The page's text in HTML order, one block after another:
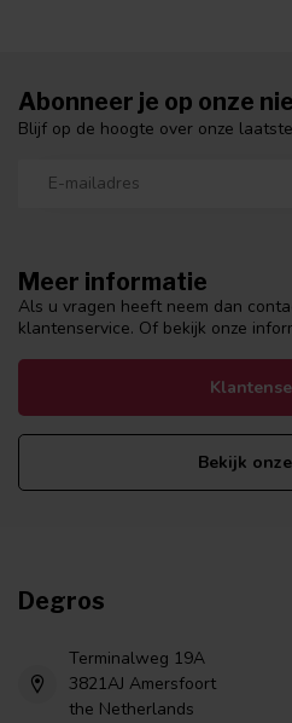
Meer informatie
Als u vragen heeft neem dan
klantenservice. Of bekijk onze
Bekijk
Abonneer je op onze
Blijf op de hoogte over onze
Degros
Terminalweg 19A
3821AJ Amersfoort
the Netherlands